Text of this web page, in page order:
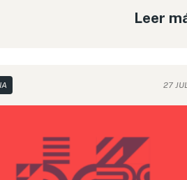
Leer
27